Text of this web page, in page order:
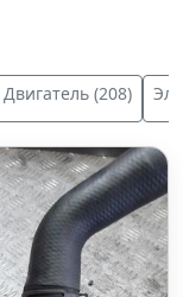
Двигатель (208)